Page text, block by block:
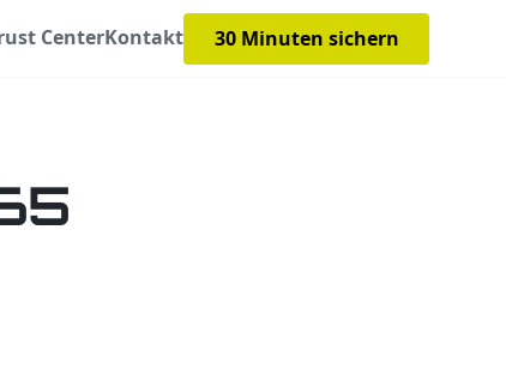
CenterKontakt 30 Minuten sichern